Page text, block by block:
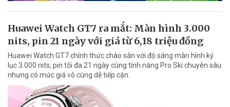
Huawei Watch GT7 ra mắt: Màn hình 3.000
nits, pin 21 ngày với giá từ 6,18 triệu đồng
Huawei Watch GT7 chính thức chào sân với độ sáng màn hình kỷ
lục 3.000 nits, pin tối đa 21 ngày cùng tính năng Pro Ski chuyên sâu
nhưng có mức giá vô cùng dễ tiếp cận.